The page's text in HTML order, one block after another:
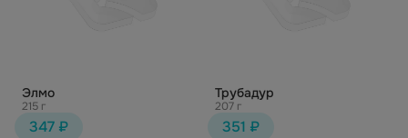
Элмо
215 г
347 ₽
Трубадур
207 г
351 ₽